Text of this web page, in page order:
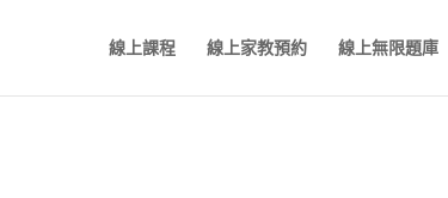
線上課程 線上家教預約 線上無限題庫